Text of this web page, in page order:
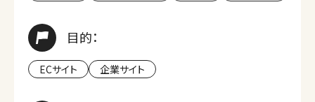
目的：
ECサイト 企業サイト